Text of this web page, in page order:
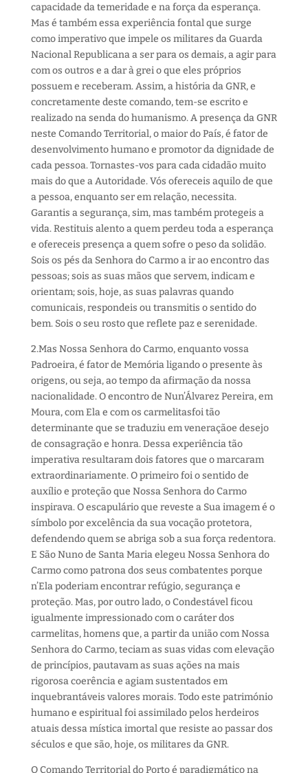
capacidade da temeridade e na força da esperança.
Mas é também essa experiência fontal que surge
como imperativo que impele os militares da Guarda
NacionalRepublicanaa ser para os demais, a agir para
com os outros e a dar à grei o que eles próprios
possuem e receberam. Assim,a história da GNR, e
concretamente deste comando, tem-se escrito e
realizado na senda do humanismo. A presença da GNR
neste ComandoTerritorial, o maior do País, é fator de
desenvolvimento humano e promotor da dignidade de
cada pessoa.Tornastes-vos para cada cidadão muito
mais doque a Autoridade. Vós ofereceis aquilo de que
a pessoa, enquanto ser em relação, necessita.
Garantis a segurança, sim, mas também protegeis a
vida. Restituis alento a quem perdeu toda a esperança
e ofereceis presença a quem sofre o peso da solidão.
Sois os pés da Senhora do Carmoa irao encontro das
pessoas;sois as suas mãos que servem,indicam e
orientam;sois,hoje,as suas palavras quando
comunicais, respondeis ou transmitis o sentido do
bem. Sois o seu rosto que reflete paz e serenidade.
2.Mas Nossa Senhora do Carmo, enquantovossa
Padroeira, é fator de Memórialigando o presente às
origens,ou seja,ao tempoda afirmação danossa
nacionalidade.O encontro de Nun’Álvarez Pereira,em
Moura,comElae comos carmelitasfoi tão
determinante que se traduziu em veneraçãoe desejo
de consagração e honra. Dessa experiênciatão
imperativaresultaramdois fatores que o marcaram
extraordinariamente. O primeiro foi o sentido de
auxílio e proteção que Nossa Senhora do Carmo
inspirava.O escapulário que reveste a Sua imagem é o
símbolo por excelência da sua vocação protetora,
defendendoquem se abriga sob a sua forçaredentora.
E São Nuno de Santa Maria elegeu Nossa Senhora do
Carmo como patrona dos seus combatentes porque
n’Ela poderiamencontrar refúgio,segurança e
proteção. Mas, por outro lado, o Condestável ficou
igualmente impressionadocom ocaráterdos
carmelitas, homens que,a partir da uniãocomNossa
Senhora do Carmo,teciam as suas vidas com elevação
de princípios, pautavam as suas ações na mais
rigorosa coerência e agiam sustentados em
inquebrantáveis valores morais.Todo este património
humano e espiritual foi assimilado pelos herdeiros
atuais dessa mística imortal que resiste ao passar dos
séculos e que são, hoje, os militares da GNR.
OComandoTerritorial do Porto é paradigmáticona